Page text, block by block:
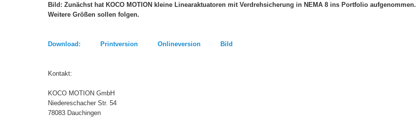
Bild: Zunächst hat KOCO MOTION kleine Linearaktuatoren mit Verdrehsicherung in NEMA 8 ins Portfolio aufgenommen.
Weitere Größen sollen folgen.
Download: Printversion Onlineversion Bild
Kontakt:
KOCO MOTION GmbH
Niedereschacher Str. 54
78083 Dauchingen